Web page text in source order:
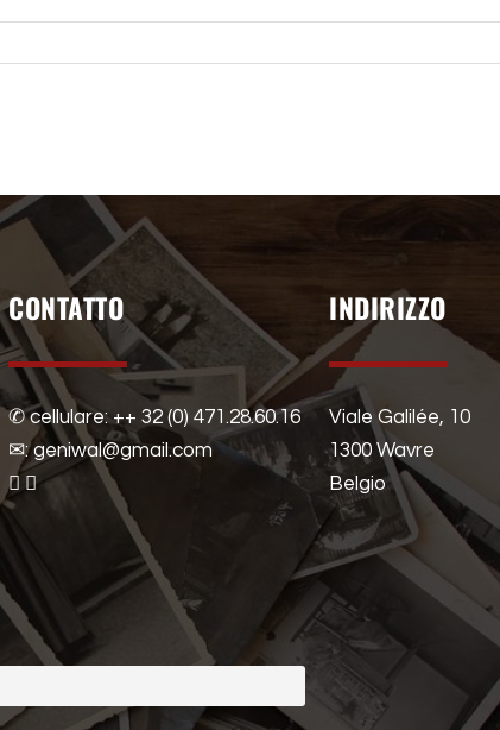
CONTATTO
✆ cellulare: ++ 32 (0) 471.28.60.16
✉: geniwal@gmail.com
INDIRIZZO
Viale Galilée, 10
1300 Wavre
Belgio